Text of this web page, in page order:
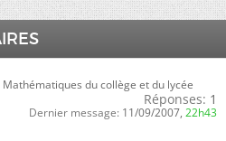
du collège et du lycée
Réponses: 1
Dernier message: 11/09/2007, 22h43